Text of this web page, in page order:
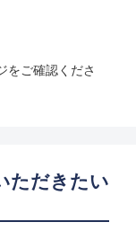
をご確認くださ
ただきたい